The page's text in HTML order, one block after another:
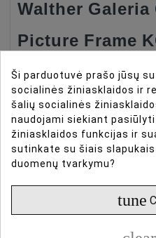
Frame Type
Maximum Photo Format, Cm
Walther Galeria
Picture Frame
Medžiaga ir
Šis nuotraukų rėmelis
apvaliu profiliu,
Jame yra tikras stiklas,
Dydis ir
Ši parduotuvė prašo jūsų
socialinės žiniasklaidos ir
šalių socialinės
naudojami siekiant
žiniasklaidos funkcijas ir
sutinkate su šiais
duomenų tvarkymu?
tune